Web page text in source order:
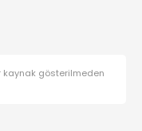
kaynak gösterilmeden